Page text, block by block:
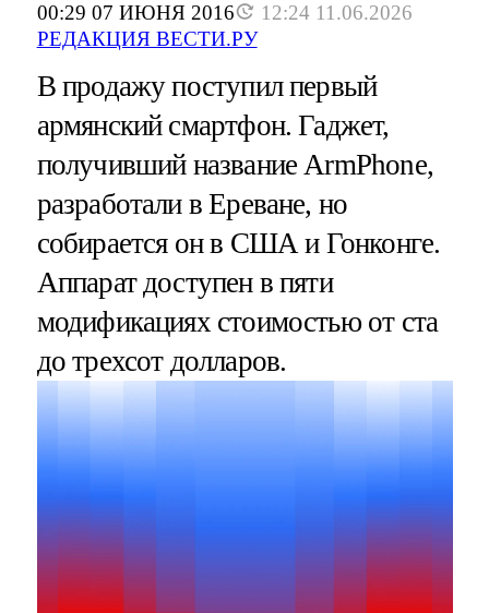
00:29 07 ИЮНЯ 2016
12:24 11.06.2026
РЕДАКЦИЯ ВЕСТИ.РУ
В продажу поступил первый
армянский смартфон. Гаджет,
получивший название ArmPhone,
разработали в Ереване, но
собирается он в США и Гонконге.
Аппарат доступен в пяти
модификациях стоимостью от ста
до трехсот долларов.